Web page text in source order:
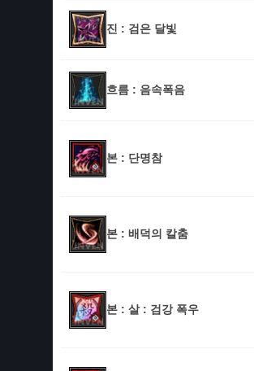
진 : 검은 달빛
흐름 : 음속폭음
본 : 단명참
본 : 배덕의 칼춤
본 : 살 : 검강 폭우